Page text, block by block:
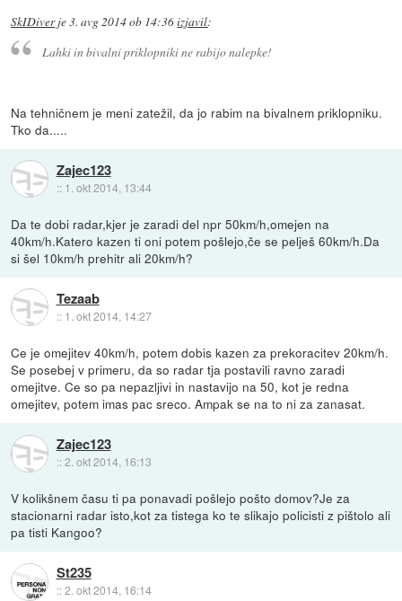
SkIDiverje3. avg 2014 ob 14:36izjavil:
Lahki in bivalni priklopniki ne rabijo nalepke!
Na tehničnem je meni zatežil, da jo rabim na bivalnem priklopniku.
Tko da.....
Zajec123
:: 1. okt 2014, 13:44
Da te dobi radar,kjer je zaradi del npr 50km/h,omejen na
40km/h.Katero kazen ti oni potem pošlejo,če se pelješ 60km/h.Da
si šel 10km/h prehitr ali 20km/h?
Tezaab
:: 1. okt 2014, 14:27
Ce je omejitev 40km/h, potem dobis kazen za prekoracitev 20km/h.
Se posebej v primeru, da so radar tja postavili ravno zaradi
omejitve. Ce so pa nepazljivi in nastavijo na 50, kot je redna
omejitev, potem imas pac sreco. Ampak se na to ni za zanasat.
Zajec123
::2. okt 2014, 16:13
V kolikšnem času ti pa ponavadi pošlejo pošto domov?Je za
stacionarni radar isto,kot za tistega ko te slikajo policisti z pištolo ali
pa tisti Kangoo?
St235
::2. okt 2014, 16:14